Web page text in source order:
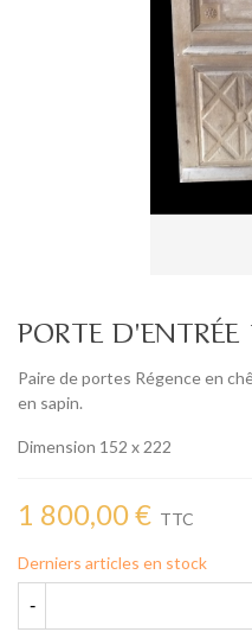
PORTE
Paire de portes Régence en
en sapin.
Dimension 152 x 222
1 800,00 € TTC
Derniers articles en stock
-